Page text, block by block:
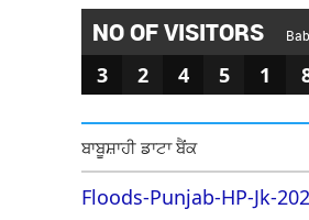
NO OF VISITORS
3 2 4 5 1
ਬਾਬੂਸ਼ਾਹੀ ਡਾਟਾ ਬੈਂਕ
Floods-Punjab-HP-Jk-